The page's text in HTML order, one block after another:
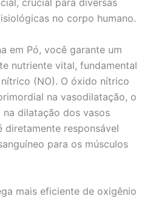
crucial para diversas
no corpo humano.
em Pó, você garante um
nutriente vital, fundamental
(NO). O óxido nítrico
na vasodilatação, o
dilatação dos vasos
diretamente responsável
para os músculos
mais eficiente de oxigênio